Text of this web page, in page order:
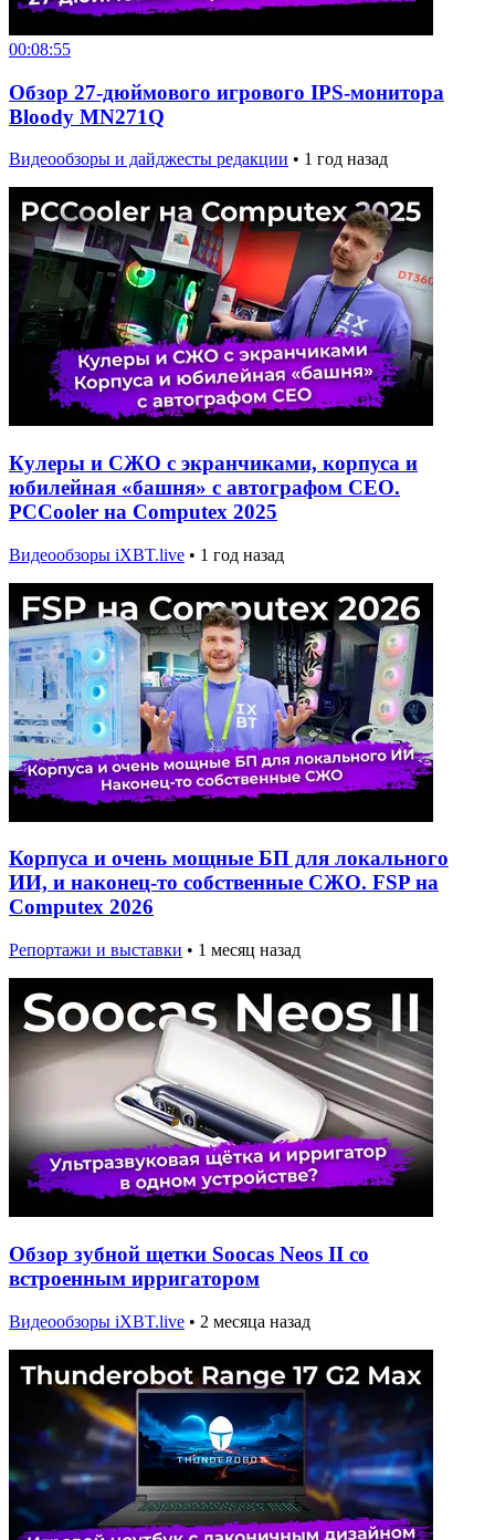
00:08:55
Обзор 27-дюймового игрового IPS-монитора
Bloody MN271Q
Видеообзоры и дайджесты редакции • 1 год назад
Кулеры и СЖО с экранчиками, корпуса и
юбилейная «башня» с автографом CEO.
PCCooler на Computex 2025
Видеообзоры iXBT.live • 1 год назад
Корпуса и очень мощные БП для локального
ИИ, и наконец-то собственные СЖО. FSP на
Computex 2026
Репортажи и выставки • 1 месяц назад
Обзор зубной щетки Soocas Neos II со
встроенным ирригатором
Видеообзоры iXBT.live • 2 месяца назад